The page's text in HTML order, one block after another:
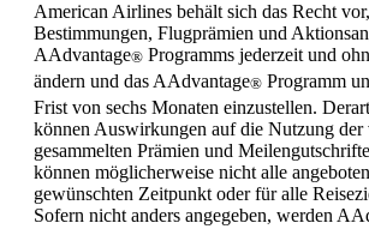
American Airlines behält sich das Recht
Bestimmungen, Flugprämien und
AAdvantage® Programms jederzeit und
ändern und das AAdvantage® Programm
Frist von sechs Monaten einzustellen.
können Auswirkungen auf die Nutzung der
gesammelten Prämien und
können möglicherweise nicht alle
gewünschten Zeitpunkt oder für alle
Sofern nicht anders angegeben, werden